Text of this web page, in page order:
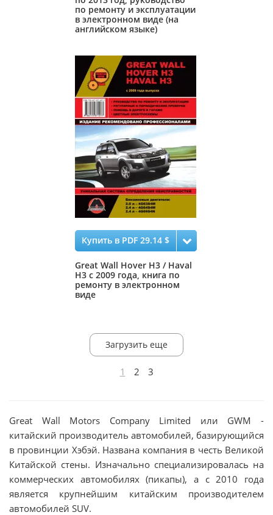
по ремонту и эксплуатации
в электронном виде (на
английском языке)
Купить в PDF 29.14 $
Great Wall Hover H3 / Haval
H3 с 2009 года, книга по
ремонту в электронном
виде
Загрузить еще
1 2 3
Great Wall Motors Company Limited или GWM -
китайский производитель автомобилей, базирующийся
в провинции Хэбэй. Названа компания в честь Великой
Китайской стены. Изначально специализировалась на
коммерческих автомобилях (пикапы), а с 2010 года
является крупнейшим китайским производителем
автомобилей SUV.